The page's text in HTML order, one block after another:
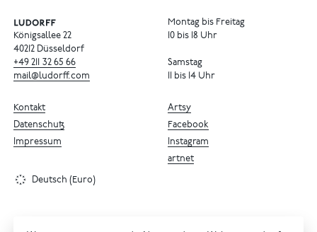
Königsallee 22
40212 Düsseldorf
+49 211 32 65 66
mail@ludorff.com
Montag bis Freitag
10 bis 18 Uhr
Samstag
11 bis 14 Uhr
Artsy
Facebook
Instagram
artnet
Kontakt
Datenschutz
Impressum
Deutsch (Euro)